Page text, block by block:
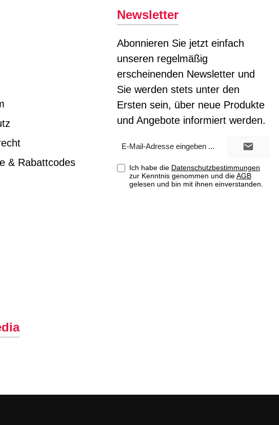
& Rabattcodes
Newsletter
Abonnieren Sie jetzt einfach
unseren regelmäßig
erscheinenden Newsletter und
Sie werden stets unter den
Ersten sein, über neue Produkte
und Angebote informiert werden.
Mail-
Ich habe die Datenschutzbestimmungen
zur Kenntnis genommen und dieAGB
gelesen und bin mit ihnen einverstanden.